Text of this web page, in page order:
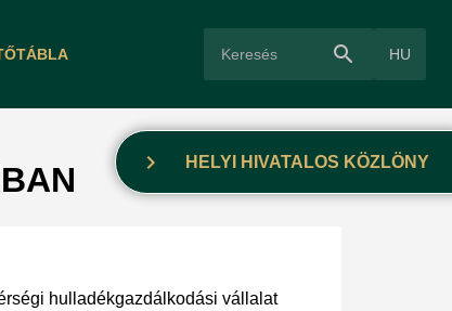
search HU
chevron_right HELYI HIVATALOS KÖZLÖNY
hulladékgazdálkodási vállalat